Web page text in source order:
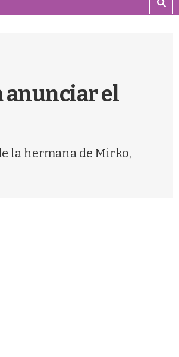
M
o
anunciar el
la hermana de Mirko,